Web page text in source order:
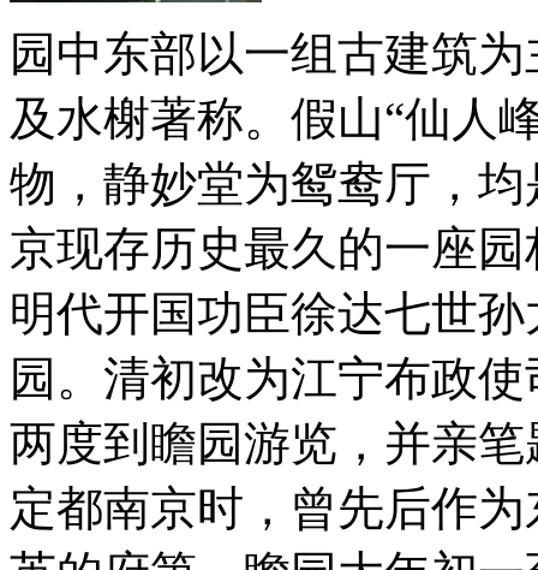
园中东部以一组古建筑
及水榭著称。假山“仙人
物，静妙堂为鸳鸯厅，
京现存历史最久的一座
明代开国功臣徐达七世
园。清初改为江宁布政
两度到瞻园游览，并亲
定都南京时，曾先后作